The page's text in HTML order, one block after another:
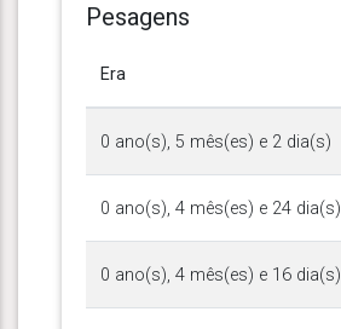
Pesagens
Era
0 ano(s), 5 mês(es) e 2 dia(s)
0 ano(s), 4 mês(es) e 24 dia(s)
0 ano(s), 4 mês(es) e 16 dia(s)